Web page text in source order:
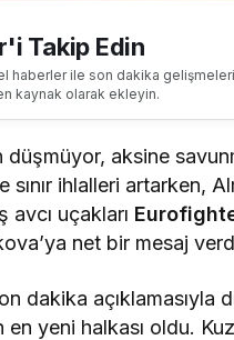
Takip Edin
haberler ile son dakika gelişmeleri
kaynak olarak ekleyin.
düşmüyor, aksine
ihlalleri artarken,
uçakları
net bir mesaj verdi:
dakika
en yeni halkası oldu.